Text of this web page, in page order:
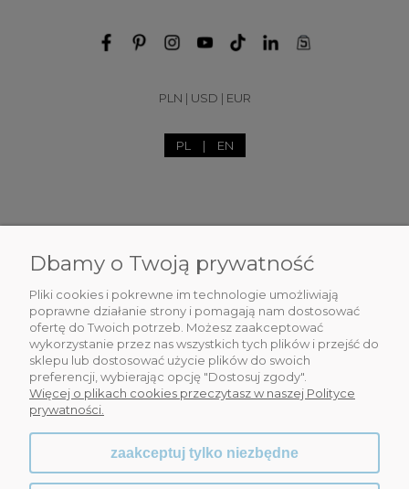
(B23/ZIM/86AU)
PLN | USD | EUR
PL | EN
DLA CIEBIE
INFORMACJE
OBSŁUGA KLIENTA
WSPÓŁPRACA
Dbamy o Twoją prywatność
Pliki cookies i pokrewne im technologie umożliwiają
poprawne działanie strony i pomagają nam dostosować
ofertę do Twoich potrzeb. Możesz zaakceptować
wykorzystanie przez nas wszystkich tych plików i przejść do
sklepu lub dostosować użycie plików do swoich
preferencji, wybierając opcję "Dostosuj zgody".
Więcej o plikach cookies przeczytasz w naszej Polityce
prywatności.
zaakceptuj tylko niezbędne